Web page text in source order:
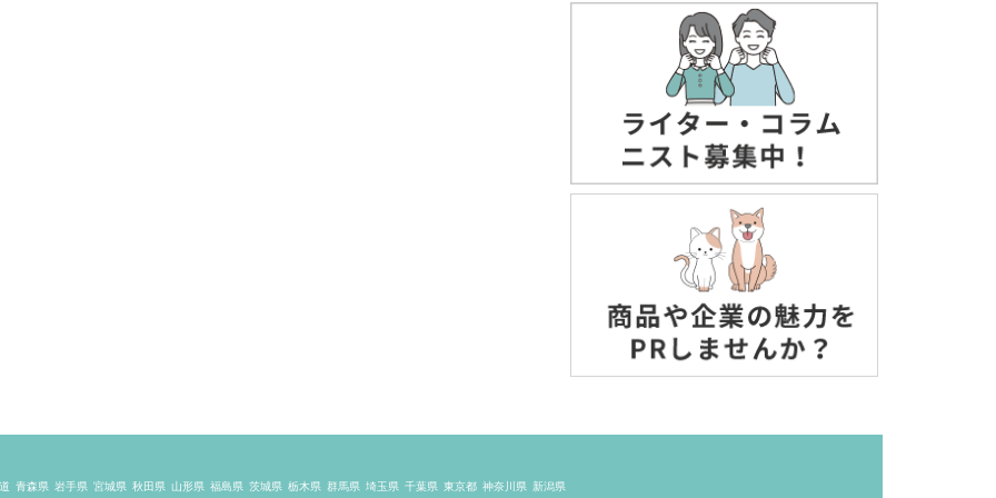
青森県 岩手県 宮城県 秋田県 山形県 福島県 茨城県 栃木県 群馬県 埼玉県 千葉県 東京都 神奈川県 新潟県